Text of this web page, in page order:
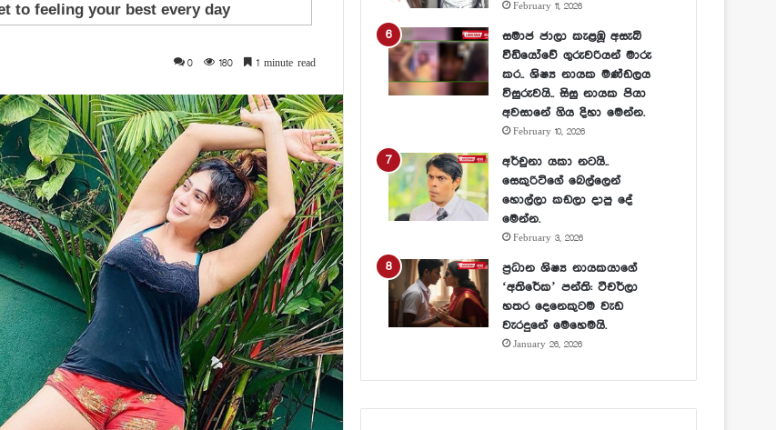
0 180 1 minute read
February 11, 2026
සමාජ ජාලා කැළඹූ අසැබි
වීඩියෝවේ ගුරුවරියන් මාරු
කර.. ශිෂ්‍ය නායක මණ්ඩලය
විසුරුවයි.. සිසු නායක පියා
අවසානේ ගිය දිහා මෙන්න.
February 10, 2026
අර්චුනා යකා නටයි..
සෙකුරිටිගේ බෙල්ලෙන්
හොල්ලා කඩලා දාපු දේ
මෙන්න.
February 3, 2026
ප්‍රධාන ශිෂ්‍ය නායකයාගේ
‘අතිරේක’ පන්ති: ටීචර්ලා
හතර දෙනෙකුටම වැඩ
වැරදුනේ මෙහෙමයි.
January 26, 2026